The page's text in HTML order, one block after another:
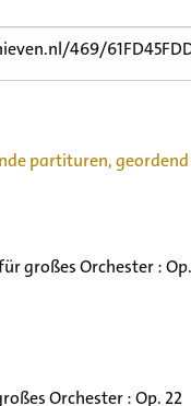
partituren,
großes Orchester :
Orchester : Op. 22